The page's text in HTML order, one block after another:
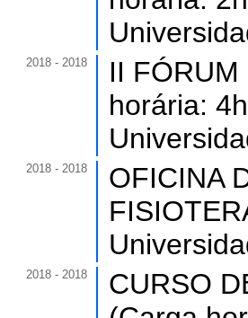
2018 - 2018
II
horária:
2018 - 2018
OFICINA
2018 - 2018
CURSO